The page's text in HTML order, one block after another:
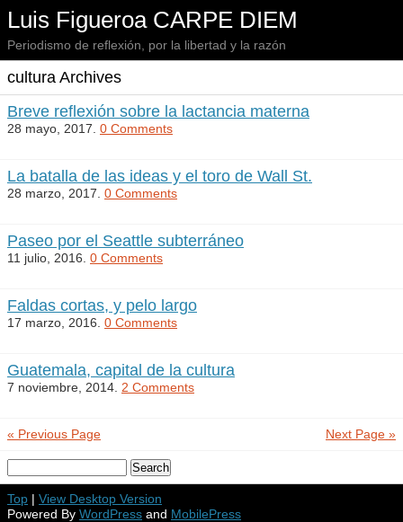
Luis Figueroa CARPE DIEM
Periodismo de reflexión, por la libertad y la razón
cultura Archives
Breve reflexión sobre la lactancia materna
28 mayo, 2017. 0 Comments
La batalla de las ideas y el toro de Wall St.
28 marzo, 2017. 0 Comments
Paseo por el Seattle subterráneo
11 julio, 2016. 0 Comments
Faldas cortas, y pelo largo
17 marzo, 2016. 0 Comments
Guatemala, capital de la cultura
7 noviembre, 2014. 2 Comments
Next Page »
« Previous Page
Top | View Desktop Version
Powered By WordPress and MobilePress